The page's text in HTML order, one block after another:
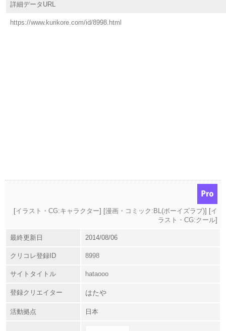
詳細データURL
https://www.kurikore.com/id/8998.html
[イラスト・CG:キャラクター] [漫画・コミック:BL(ボーイズラブ)] [イ
ラスト・CG:クール]
最終更新日 2014/08/06
クリコレ登録ID 8998
サイトタイトル hataooo
登録クリエイター はたや
活動拠点 日本